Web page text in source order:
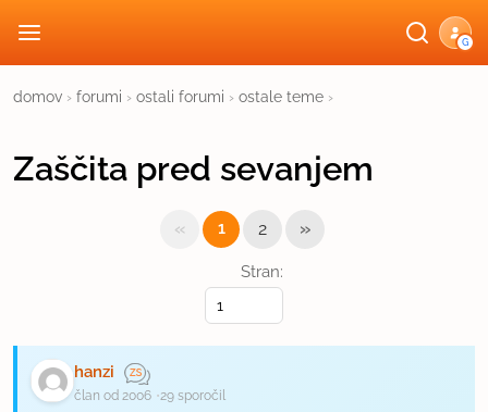
G
domov › forumi › ostali forumi › ostale teme ›
Zaščita pred sevanjem
Stran:
« 1 2 »
hanzi
član od 2006 29 sporočil